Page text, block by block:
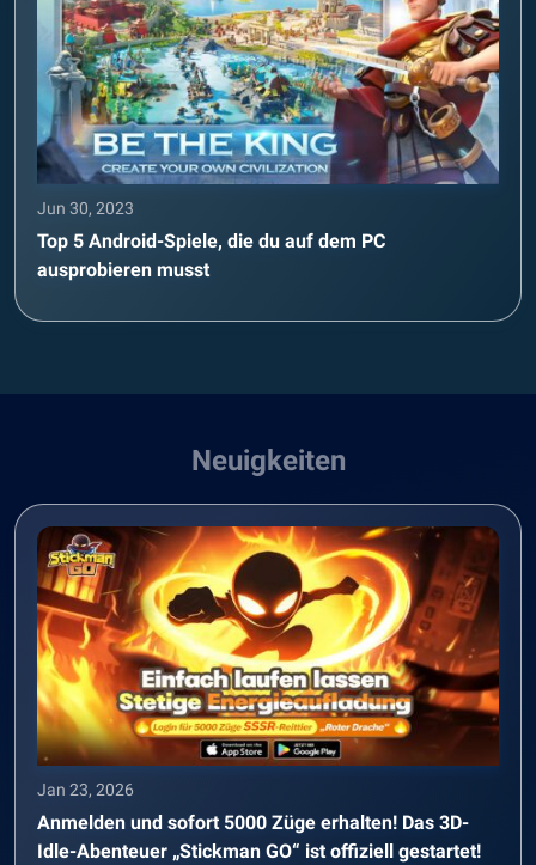
Jun 30, 2023
Top 5 Android-Spiele, die du auf dem PC
ausprobieren musst
Neuigkeiten
Jan 23, 2026
Anmelden und sofort 5000 Züge erhalten! Das 3D-
Idle-Abenteuer „Stickman GO“ ist offiziell gestartet!